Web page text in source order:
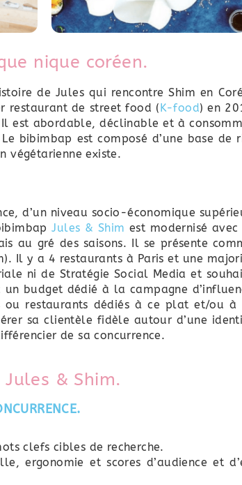
nique coréen.
de Jules qui rencontre Shim en
restaurant de street food (K-food) en
est abordable, déclinable et à
bibimbap est composé d’une base de
végétarienne existe.
d’un niveau socio-économique
Jules & Shim est modernisé avec
au gré des saisons. Il se présente
Il y a 4 restaurants à Paris et une
ni de Stratégie Social Media et
budget dédié à la campagne
ou restaurants dédiés à ce plat et/ou à
sa clientèle fidèle autour d’une
de sa concurrence.
& Shim.
clefs cibles de recherche.
ergonomie et scores d’audience et